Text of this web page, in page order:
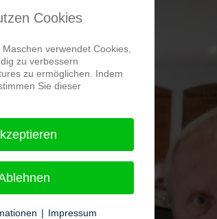
Cookies
verwendet Cookies,
zu verbessern
zu ermöglichen. Indem
Sie dieser
| Impressum